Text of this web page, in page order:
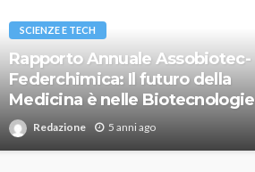
SCIENZE E TECH
Rapporto Annuale Assobiotec-
Federchimica: Il futuro della
Medicina è nelle Biotecnologie
Redazione 5 anni ago